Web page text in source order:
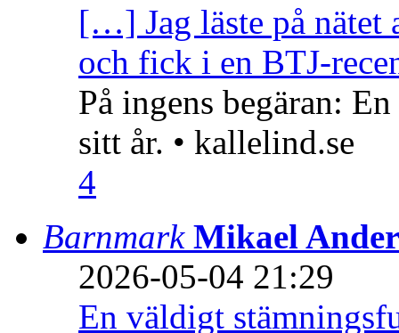
[…] Jag läste på nätet
och fick i en BTJ-
På ingens begäran:
sitt år. • kallelind.se
4
Barnmark Mikael
2026-05-04 21:29
En väldigt